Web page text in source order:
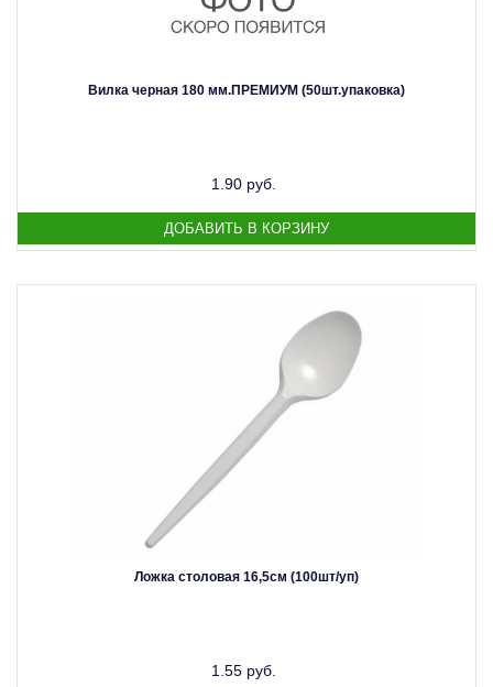
Вилка черная 180 мм.ПРЕМИУМ (50шт.упаковка)
1.90 руб.
Ложка столовая 16,5см (100шт/уп)
1.55 руб.